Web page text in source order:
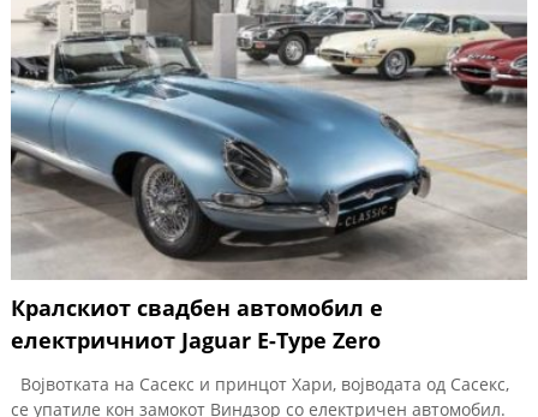
Кралскиот свадбен автомобил е
електричниот Jaguar E-Type Zero
Војвотката на Сасекс и принцот Хари, војводата од Сасекс,
се упатиле кон замокот Виндзор со електричен автомобил.